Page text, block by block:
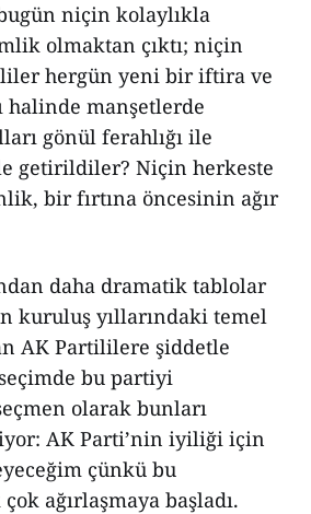
niçin kolaylıkla
olmaktan çıktı; niçin
hergün yeni bir iftira ve
halinde manşetlerde
gönül ferahlığı ile
getirildiler? Niçin herkeste
bir fırtına öncesinin ağır
daha dramatik tablolar
kuruluş yıllarındaki temel
AK Partililere şiddetle
bu partiyi
olarak bunları
AK Parti’nin iyiliği için
çünkü bu
ağırlaşmaya başladı.